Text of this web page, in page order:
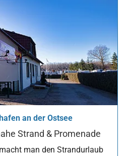
an der Ostsee
Strand & Promenade
man den Strandurlaub